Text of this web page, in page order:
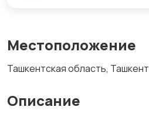
Местоположение
Ташкентская область, Ташкент
Описание